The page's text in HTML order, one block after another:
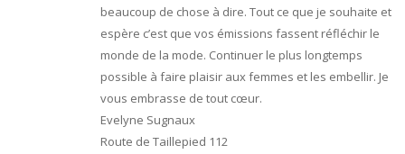
beaucoup de chose à dire. Tout ce que je souhaite et
espère c’est que vos émissions fassent réfléchir le
monde de la mode. Continuer le plus longtemps
possible à faire plaisir aux femmes et les embellir. Je
vous embrasse de tout cœur.
Evelyne Sugnaux
Route de Taillepied 112